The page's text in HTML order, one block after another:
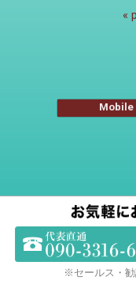
«
Mobile
※セールス・